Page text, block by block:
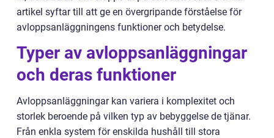
artikel syftar till att ge en övergripande förståelse för
avloppsanläggningens funktioner och betydelse.
Typer av avloppsanläggningar
och deras funktioner
Avloppsanläggningar kan variera i komplexitet och
storlek beroende på vilken typ av bebyggelse de tjänar.
Från enkla system för enskilda hushåll till stora